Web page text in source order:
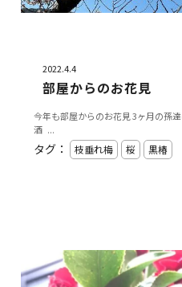
2022.4.4
部屋からのお花見
今年も部屋からのお花見 3ヶ月の孫
酒 ...
タグ： 枝垂れ梅 桜 黒椿